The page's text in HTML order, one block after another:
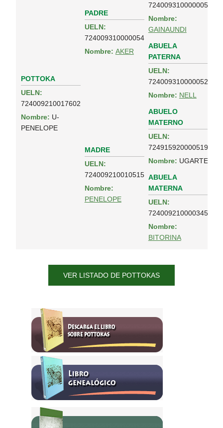
POTTOKA
UELN:
724009210017602
Nombre: U-
PENELOPE
PADRE
UELN:
724009310000054
Nombre: AKER
724009310000005
Nombre:
GAINAUNDI
ABUELA
PATERNA
UELN:
724009310000052
Nombre: NELL
MADRE
UELN:
724009210010515
Nombre:
PENELOPE
ABUELO
MATERNO
UELN:
724915920000519
Nombre: UGARTE
ABUELA
MATERNA
UELN:
724009210000345
Nombre:
BITORINA
VER LISTADO DE POTTOKAS